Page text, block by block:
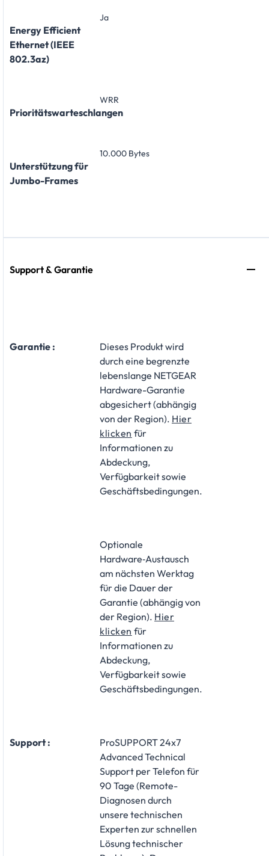
Energy Efficient
Ethernet (IEEE
802.3az)
Ja
Prioritätswarteschlangen
WRR
Unterstützung für
Jumbo-Frames
10.000 Bytes
Support & Garantie
Garantie :
Dieses Produkt wird
durch eine begrenzte
lebenslange NETGEAR
Hardware-Garantie
abgesichert (abhängig
von der Region). Hier
klicken für
Informationen zu
Abdeckung,
Verfügbarkeit sowie
Geschäftsbedingungen.
Optionale
Hardware‑Austausch
am nächsten Werktag
für die Dauer der
Garantie (abhängig von
der Region). Hier
klicken für
Informationen zu
Abdeckung,
Verfügbarkeit sowie
Geschäftsbedingungen.
Support :
ProSUPPORT 24x7
Advanced Technical
Support per Telefon für
90 Tage (Remote-
Diagnosen durch
unsere technischen
Experten zur schnellen
Lösung technischer